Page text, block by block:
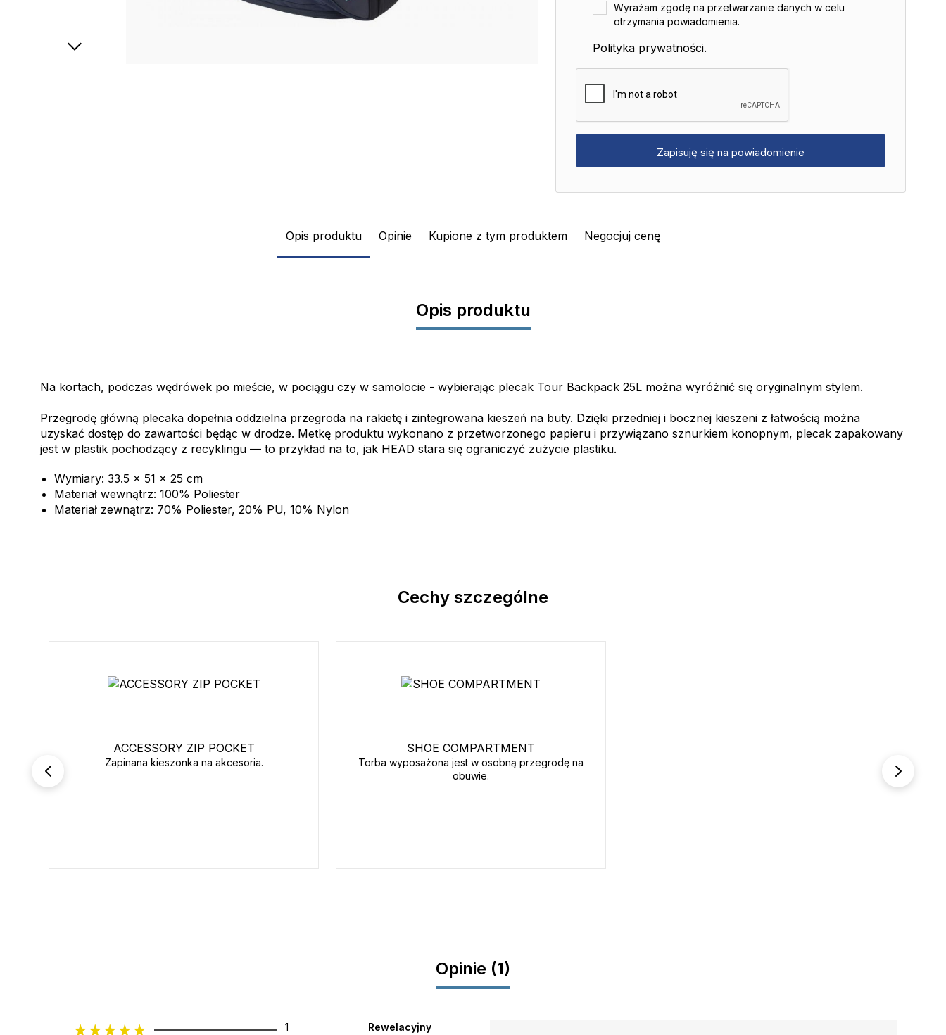
Wyrażam zgodę na przetwarzanie danych w celu
otrzymania powiadomienia.
Polityka prywatności.
Opis produktu Opinie Kupione z tym produktem Negocjuj cenę
Opis produktu
Na kortach, podczas wędrówek po mieście, w pociągu czy w samolocie - wybierając plecak Tour Backpack 25L można wyróżnić się oryginalnym stylem.
Przegrodę główną plecaka dopełnia oddzielna przegroda na rakietę i zintegrowana kieszeń na buty. Dzięki przedniej i bocznej kieszeni z łatwością można
uzyskać dostęp do zawartości będąc w drodze. Metkę produktu wykonano z przetworzonego papieru i przywiązano sznurkiem konopnym, plecak zapakowany
jest w plastik pochodzący z recyklingu — to przykład na to, jak HEAD stara się ograniczyć zużycie plastiku.
Wymiary: 33.5 x 51 x 25 cm
Materiał wewnątrz: 100% Poliester
Materiał zewnątrz: 70% Poliester, 20% PU, 10% Nylon
Cechy szczególne
ACCESSORY ZIP POCKET
Zapinana kieszonka na akcesoria.
SHOE COMPARTMENT
Torba wyposażona jest w osobną przegrodę na
obuwie.
Opinie (1)
1
Rewelacyjny